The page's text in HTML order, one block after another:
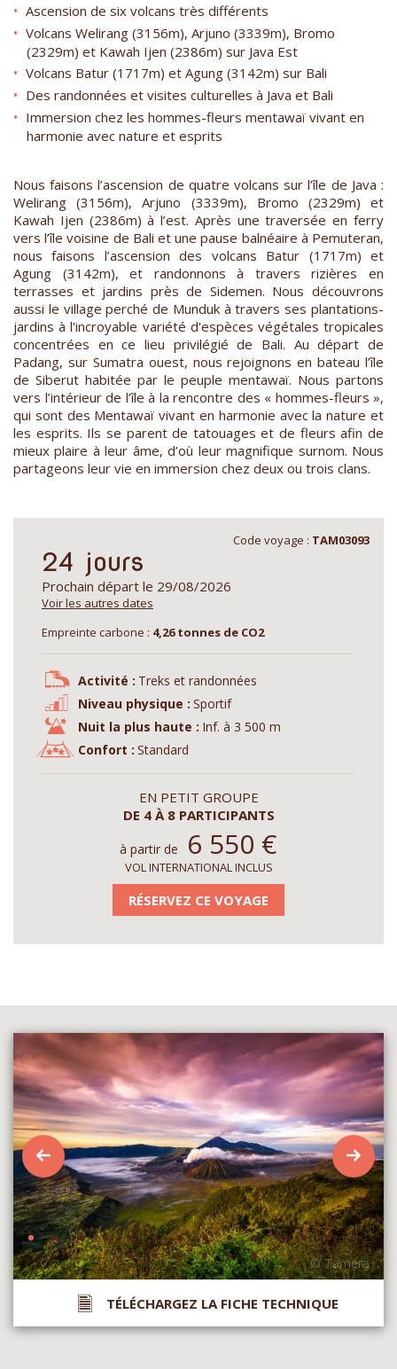
Ascension de six volcans très différents
Volcans Welirang (3156m), Arjuno (3339m), Bromo
(2329m) et Kawah Ijen (2386m) sur Java Est
Volcans Batur (1717m) et Agung (3142m) sur Bali
Des randonnées et visites culturelles à Java et Bali
Immersion chez les hommes-fleurs mentawaï vivant en
harmonie avec nature et esprits
Nous faisons l’ascension de quatre volcans sur l’île de Java :
Welirang (3156m), Arjuno (3339m), Bromo (2329m) et
Kawah Ijen (2386m) à l’est. Après une traversée en ferry
vers l’île voisine de Bali et une pause balnéaire à Pemuteran,
nous faisons l’ascension des volcans Batur (1717m) et
Agung (3142m), et randonnons à travers rizières en
terrasses et jardins près de Sidemen. Nous découvrons
aussi le village perché de Munduk à travers ses plantations-
jardins à l'incroyable variété d'espèces végétales tropicales
concentrées en ce lieu privilégié de Bali. Au départ de
Padang, sur Sumatra ouest, nous rejoignons en bateau l’île
de Siberut habitée par le peuple mentawaï. Nous partons
vers l’intérieur de l’île à la rencontre des « hommes-fleurs »,
qui sont des Mentawaï vivant en harmonie avec la nature et
les esprits. Ils se parent de tatouages et de fleurs afin de
mieux plaire à leur âme, d’où leur magnifique surnom. Nous
partageons leur vie en immersion chez deux ou trois clans.
Code voyage : TAM03093
24 jours
Prochain départ le 29/08/2026
Voir les autres dates
Empreinte carbone : 4,26 tonnes de CO2
Activité : Treks et randonnées
Niveau physique : Sportif
Nuit la plus haute : Inf. à 3 500 m
Confort : Standard
EN PETIT GROUPE
DE 4 À 8 PARTICIPANTS
à partir de 6 550 €
VOL INTERNATIONAL INCLUS
RÉSERVEZ CE VOYAGE
TÉLÉCHARGEZ LA FICHE TECHNIQUE